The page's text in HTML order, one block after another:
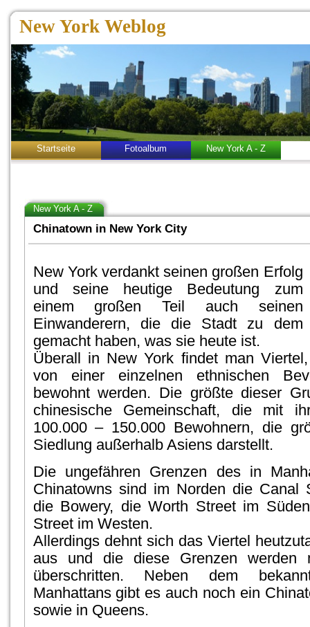
New York Weblog
Startseite Fotoalbum New York A - Z
New York A - Z
Chinatown in New York City
New York verdankt seinen großen Erfolg
und seine heutige Bedeutung zum
einem großen Teil auch seinen
Einwanderern, die die Stadt zu dem
gemacht haben, was sie heute ist.
Überall in New York findet man
von einer einzelnen ethnischen
bewohnt werden. Die größte dieser
chinesische Gemeinschaft, die mit
100.000 – 150.000 Bewohnern, die
Siedlung außerhalb Asiens darstellt.
Die ungefähren Grenzen des in
Chinatowns sind im Norden die Canal
die Bowery, die Worth Street im
Street im Westen.
Allerdings dehnt sich das Viertel
aus und die diese Grenzen werden
überschritten. Neben dem
Manhattans gibt es auch noch ein
sowie in Queens.